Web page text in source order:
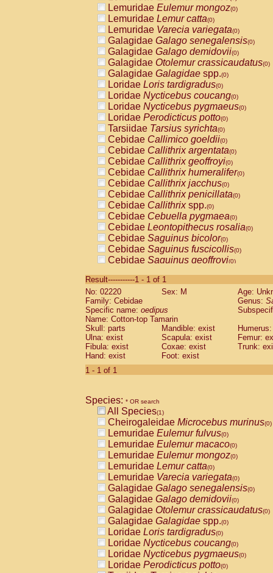
Lemuridae Eulemur mongoz(0)
Lemuridae Lemur catta(0)
Lemuridae Varecia variegata(0)
Galagidae Galago senegalensis(0)
Galagidae Galago demidovii(0)
Galagidae Otolemur crassicaudatus(0)
Galagidae Galagidae spp.(0)
Loridae Loris tardigradus(0)
Loridae Nycticebus coucang(0)
Loridae Nycticebus pygmaeus(0)
Loridae Perodicticus potto(0)
Tarsiidae Tarsius syrichta(0)
Cebidae Callimico goeldii(0)
Cebidae Callithrix argentata(0)
Cebidae Callithrix geoffroyi(0)
Cebidae Callithrix humeralifer(0)
Cebidae Callithrix jacchus(0)
Cebidae Callithrix penicillata(0)
Cebidae Callithrixspp.(0)
Cebidae Cebuella pygmaea(0)
Cebidae Leontopithecus rosalia(0)
Cebidae Saguinus bicolor(0)
Cebidae Saguinus fuscicollis(0)
Cebidae Saguinus geoffroyi(0)
CebidaeSaguinus labiatus(0)
Cebidae Saguinus leucopus (0)
Cebidae
CebidaeSaguinus mystax
Cebidae Saguinus nigricollis (0)
Cebidae Saguinus oedipus
Cebidae Saguinus weddelli
Cebidae Saguinusspp.
Cebidae
CebidaeCebus capucinus
CebidaeCebus nigrivittatus
CebidaeCebus spp.(0)
CebidaeSaimiri boliviensis(0)
CebidaeSaimiri sciureus(0)
AtelidaeAlouatta caraya(0)
AtelidaeAlouatta fusca(0)
AtelidaeAlouatta seniculus(0)
AtelidaeAlouattaspp.(0)
AtelidaeAteles belzebuth(0)
AtelidaeAteles geoffroyi(0)
AtelidaeAteles paniscus(0)
AtelidaeAtelesspp.(0)
AtelidaeLagothrix lagothricha(0)
AtelidaeLagothrix lagothricha cana
PitheciidaeCacajao calvus
Result-----------1 - 1 of 1
No: 02220
Sex: M
Age:
Family: Cebidae
Genus:
Specific name: oedipus
Name: Cotton-top Tamarin
Skull: parts
Mandible: exist
Ulna: exist
Scapula: exist
Femur:
Fibula: exist
Coxae: exist
Trunk:
Hand: exist
Foot: exist
1 - 1 of 1
Species: * OR search
All Species(1)
Cheirogaleidae Microcebus murinus(0)
Lemuridae Eulemur fulvus(0)
Lemuridae Eulemur macaco(0)
Lemuridae Eulemur mongoz(0)
Lemuridae Lemur catta(0)
Lemuridae Varecia variegata(0)
Galagidae Galago senegalensis(0)
Galagidae Galago demidovii(0)
Galagidae Otolemur crassicaudatus(0)
Galagidae Galagidae spp.(0)
Loridae Loris tardigradus(0)
Loridae Nycticebus coucang(0)
Loridae Nycticebus pygmaeus(0)
Loridae Perodicticus potto(0)